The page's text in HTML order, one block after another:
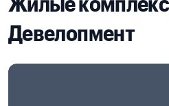
Девелопмент